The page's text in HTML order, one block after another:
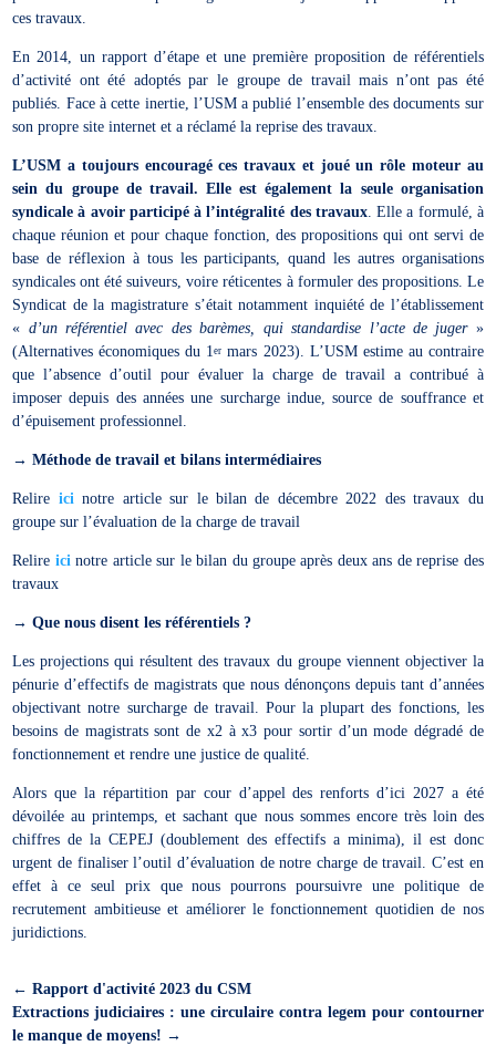
ces travaux.
En 2014, un rapport d’étape et une première proposition de référentiels
d’activité ont été adoptés par le groupe de travail mais n’ont pas été
publiés. Face à cette inertie, l’USM a publié l’ensemble des documents sur
son propre site internet et a réclamé la reprise des travaux.
L’USM a toujours encouragé ces travaux et joué un rôle moteur au
sein du groupe de travail. Elle est également la seule organisation
syndicale à avoir participé à l’intégralité des travaux. Elle a formulé, à
chaque réunion et pour chaque fonction, des propositions qui ont servi de
base de réflexion à tous les participants, quand les autres organisations
syndicales ont été suiveurs, voire réticentes à formuler des propositions. Le
Syndicat de la magistrature s’était notamment inquiété de l’établissement
« d’un référentiel avec des barèmes, qui standardise l’acte de juger»
(Alternatives économiques du 1er mars 2023). L’USM estime au contraire
que l’absence d’outil pour évaluer la charge de travail a contribué à
imposer depuis des années une surcharge indue, source de souffrance et
d’épuisement professionnel.
→ Méthode de travail et bilans intermédiaires
Relire icinotre article sur le bilan de décembre 2022 des travaux du
groupe sur l’évaluation de la charge de travail
Relire icinotre article sur le bilan du groupe après deux ans de reprise des
travaux
→ Que nous disent les référentiels ?
Les projections qui résultent des travaux du groupe viennent objectiver la
pénurie d’effectifs de magistrats que nous dénonçons depuis tant d’années
objectivant notre surcharge de travail. Pour la plupart des fonctions, les
besoins de magistrats sont de x2 à x3 pour sortir d’un mode dégradé de
fonctionnement et rendre une justice de qualité.
Alors que la répartition par cour d’appel des renforts d’ici 2027 a été
dévoilée au printemps, et sachant que nous sommes encore très loin des
chiffres de la CEPEJ (doublement des effectifs a minima), il est donc
urgent de finaliser l’outil d’évaluation de notre charge de travail. C’est en
effet à ce seul prix que nous pourrons poursuivre une politique de
recrutement ambitieuse et améliorer le fonctionnement quotidien de nos
juridictions.
←Rapport d'activité 2023 du CSM
Extractions judiciaires : une circulaire contra legem pour contourner
le manque de moyens! →